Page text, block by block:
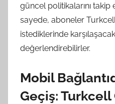
güncel politikalarını
sayede, aboneler
istediklerinde
değerlendirebilirler.
Mobil
Geçiş: